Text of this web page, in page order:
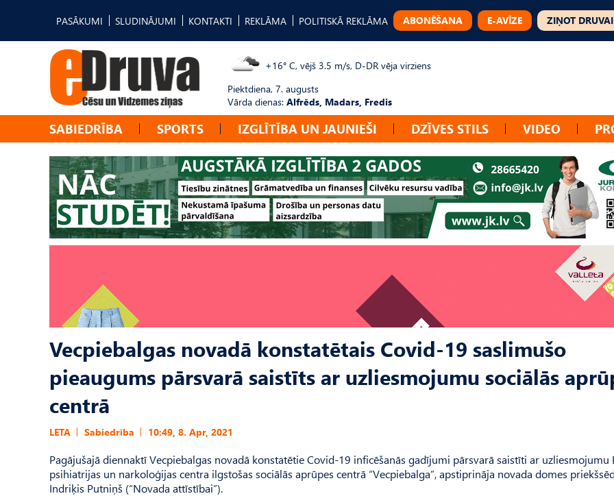
PASĀKUMI SLUDINĀJUMI KONTAKTI REKLĀMA POLITISKĀ REKLĀMA ABONĒŠANA E-AVĪZE ZIŅOT DRUVAI
+16° C, vējš 3.5 m/s, D-DR vēja virziens
Piektdiena, 7. augusts
Vārda dienas: Alfrēds, Madars, Fredis
SABIEDRĪBA SPORTS IZGLĪTĪBA UN JAUNIEŠI DZĪVES STILS VIDEO
Vecpiebalgas novadā konstatētais Covid-19 saslimušo
pieaugums pārsvarā saistīts ar uzliesmojumu sociālās
centrā
LETA Sabiedrība 10:49, 8. Apr, 2021
Pagājušajā diennaktī Vecpiebalgas novadā konstatētie Covid-19 inficēšanās gadījumi pārsvarā saistīti ar uzliesmojumu
psihiatrijas un narkoloģijas centra ilgstošas sociālās aprūpes centrā “Vecpiebalga”, apstiprināja novada domes
Indriķis Putniņš (“Novada attīstībai”).